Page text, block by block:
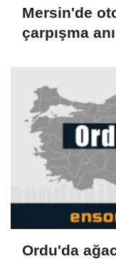
Mersin'de
çarpışma
Ordu'da